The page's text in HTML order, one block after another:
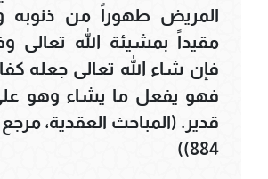
المريض طهوراً من ذنوبه
مقيداً بمشيئة الله
فإن شاء الله تعالى جعله
فهو يفعل ما يشاء وهو
884))